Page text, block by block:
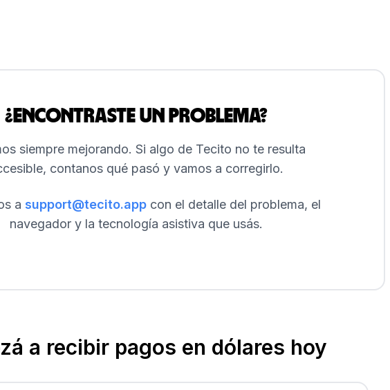
¿Encontraste un problema?
siempre mejorando. Si algo de Tecito no te resulta
contanos qué pasó y vamos a corregirlo.
a support@tecito.appcon el detalle del problema, el
navegador y la tecnología asistiva que usás.
a recibir pagos en dólares hoy